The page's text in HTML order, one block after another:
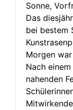
Sonne,
Das
bei bestem
Morgen
Nach
nahenden